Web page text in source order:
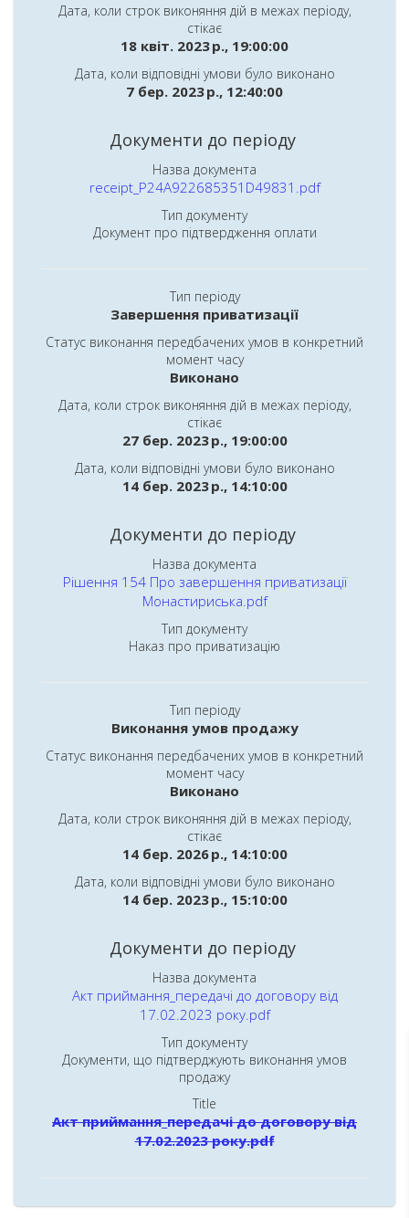
Дата, коли строк виконяння дій в межах періоду,
стікає
18 квіт. 2023 р., 19:00:00
Дата, коли відповідні умови було виконано
7 бер. 2023 р., 12:40:00
Документи до періоду
Назва документа
receipt_P24A922685351D49831.pdf
Тип документу
Документ про підтвердження оплати
Тип періоду
Завершення приватизації
Статус виконання передбачених умов в конкретний
момент часу
Виконано
Дата, коли строк виконяння дій в межах періоду,
стікає
27 бер. 2023 р., 19:00:00
Дата, коли відповідні умови було виконано
14 бер. 2023 р., 14:10:00
Документи до періоду
Назва документа
Рішення 154 Про завершення приватизації
Монастириська.pdf
Тип документу
Наказ про приватизацію
Тип періоду
Виконання умов продажу
Статус виконання передбачених умов в конкретний
момент часу
Виконано
Дата, коли строк виконяння дій в межах періоду,
стікає
14 бер. 2026 р., 14:10:00
Дата, коли відповідні умови було виконано
14 бер. 2023 р., 15:10:00
Документи до періоду
Назва документа
Акт приймання_передачі до договору від
17.02.2023 року.pdf
Тип документу
Документи, що підтверджують виконання умов
продажу
Title
Акт приймання_передачі до договору від
17.02.2023 року.pdf